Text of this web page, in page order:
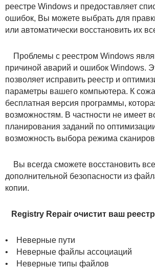
реестре Windows и предоставляет
ошибок, Вы можете выбрать для
или автоматически восстановить их
Проблемы с реестром Windows
причиной аварий и ошибок Windows.
позволяет исправить реестр и
параметры вашего компьютера. К
бесплатная версия программы,
возможностям. В частности не имеет
планирования заданий по
возможность выбора режима
Вы всегда сможете восстановить
дополнительной безопасности из
копии.
Registry Repair очистит ваш
• Неверные пути
• Неверные файлы ассоциаций
• Неверные типы файлов